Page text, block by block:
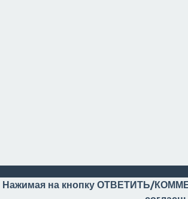
Нажимая на кнопку ОТВЕТИТЬ/